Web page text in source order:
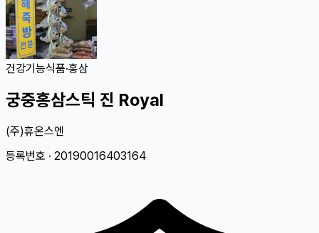
건강기능식품·홍삼
궁중홍삼스틱 진 Royal
(주)휴온스엔
등록번호 · 20190016403164